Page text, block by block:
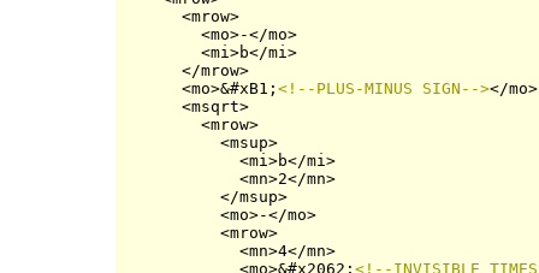
      <mrow>
        <mo>-</mo>
        <mi>b</mi>
      </mrow>
      <mo>&#xB1;
<!--PLUS-MINUS SIGN--></mo>
      <msqrt>
        <mrow>
          <msup>
            <mi>b</mi>
            <mn>2</mn>
          </msup>
          <mo>-</mo>
          <mrow>
            <mn>4</mn>
            <mo>&#x2062;
<!--INVISIBLE